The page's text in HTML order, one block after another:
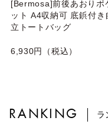
[Bermosa]前後あおりポ
ット A4収納可 底鋲付き
立トートバッグ
6,930円（税込）
RANKING ラ